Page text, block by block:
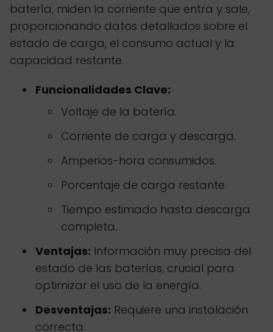
batería, miden la corriente que entra y sale,
proporcionando datos detallados sobre el
estado de carga, el consumo actual y la
capacidad restante.
Funcionalidades Clave:
Voltaje de la batería.
Corriente de carga y descarga.
Amperios-hora consumidos.
Porcentaje de carga restante.
Tiempo estimado hasta descarga
completa.
Ventajas: Información muy precisa del
estado de las baterías, crucial para
optimizar el uso de la energía.
Desventajas: Requiere una instalación
correcta.